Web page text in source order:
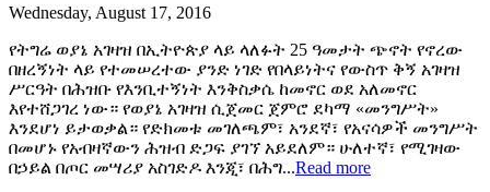
Wednesday, August 17, 2016
የትግሬ ወያኔ አገዛዝ በኢትዮጵያ ላይ ላለፉት 25 ዓመታት ጭኖት የኖረው
በዘረኝነት ላይ የተመሠረተው ያንድ ነገድ የበላይነትና የውስጥ ቅኝ አገዛዝ
ሥርዓት በሕዝቡ የእንቢተኝነት እንቅስቃሴ ከመኖር ወደ አለመኖር
እየተሸጋገረ ነው። የወያኔ አገዛዝ ሲጀመር ጀምሮ ደካማ «መንግሥት»
እንደሆነ ይታወቃል። የድክመቱ መገለጫም፣ አንደኛ፣ የአናሳዎች መንግሥት
በመሆኑ የአብዛኛውን ሕዝብ ድጋፍ ያገኘ አይደለም። ሁለተኛ፣ የሚገዛው
በኃይል በጦር መሣሪያ አስገድዶ እንጂ፣ በሕግ...Read more